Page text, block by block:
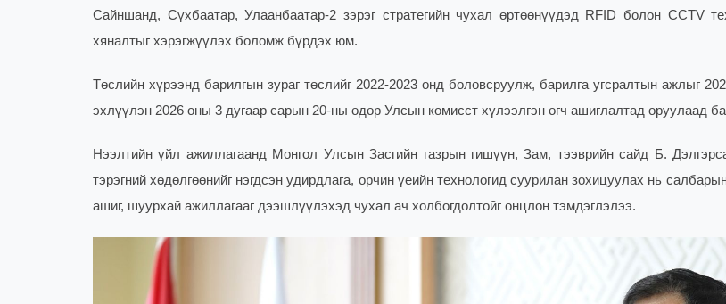
Сайншанд, Сүхбаатар, Улаанбаатар-2 зэрэг стратегийн чухал өртөөнүүдэд RFID болон CCTV
хяналтыг хэрэгжүүлэх боломж бүрдэх юм.
Төслийн хүрээнд барилгын зураг төслийг 2022-2023 онд боловсруулж, барилга угсралтын ажлыг
эхлүүлэн 2026 оны 3 дугаар сарын 20-ны өдөр Улсын комисст хүлээлгэн өгч ашиглалтад оруулаад
Нээлтийн үйл ажиллагаанд Монгол Улсын Засгийн газрын гишүүн, Зам, тээврийн сайд Б.
тэрэгний хөдөлгөөнийг нэгдсэн удирдлага, орчин үеийн технологид суурилан зохицуулах нь
ашиг, шуурхай ажиллагааг дээшлүүлэхэд чухал ач холбогдолтойг онцлон тэмдэглэлээ.